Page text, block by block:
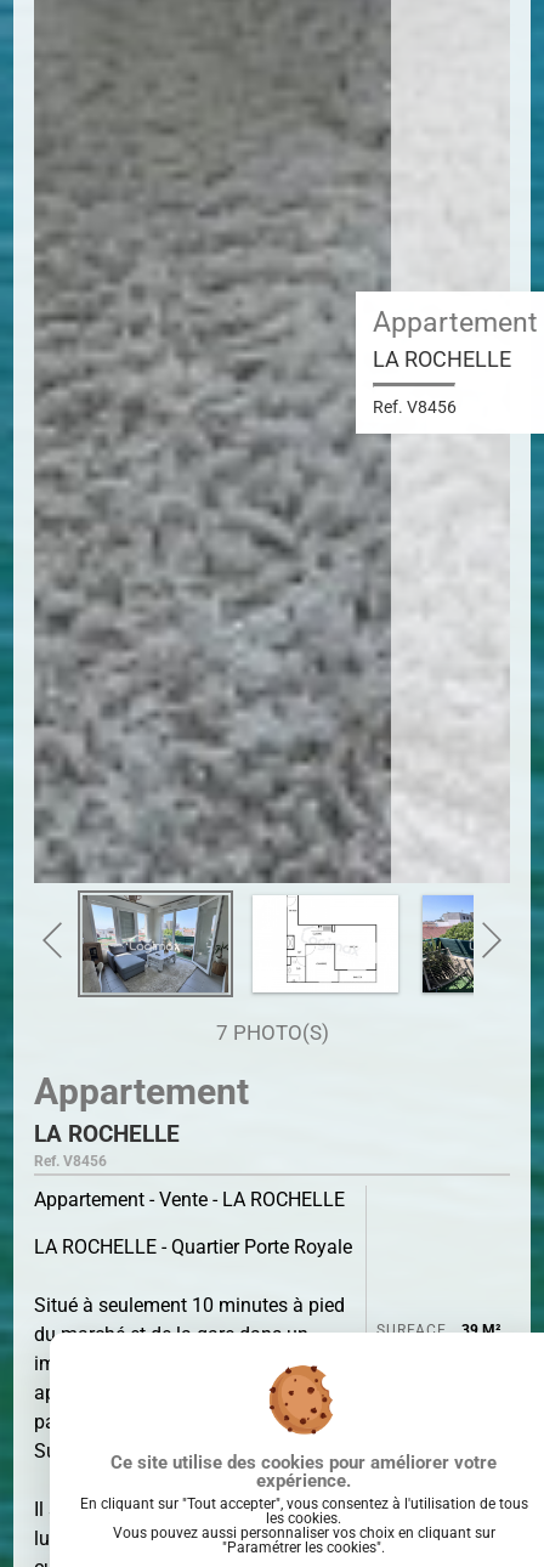
Appartement
LA ROCHELLE
Ref. V8456
7 PHOTO(S)
Appartement
LA ROCHELLE
Ref. V8456
Appartement - Vente - LA ROCHELLE
LA ROCHELLE - Quartier Porte Royale
Situé à seulement 10 minutes à pied
du marché et de la gare dans un
immeuble de 2010 avec ascenseur,
appartement type deux pièces en
parfait état offrant une exposition
Sud.
Il se compose d'une entrée, un séjour
lumineux donnant sur balcon, une
SURFACE 39 M²
Ce site utilise des cookies pour améliorer votre
expérience.
En cliquant sur "Tout accepter", vous consentez à l'utilisation de tous
les cookies.
Vous pouvez aussi personnaliser vos choix en cliquant sur
"Paramétrer les cookies".